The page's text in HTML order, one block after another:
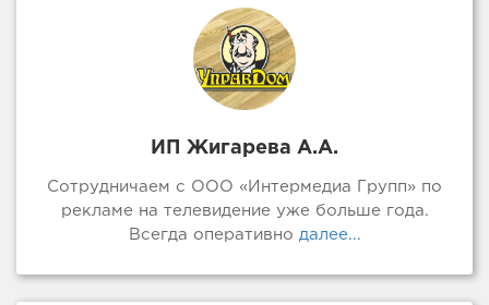
ИП Жигарева А.А.
Сотрудничаем с ООО «Интермедиа Групп» по
рекламе на телевидение уже больше года.
Всегда оперативно далее...